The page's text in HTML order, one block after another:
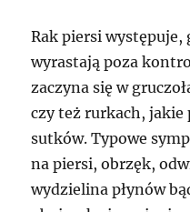
Rak piersi
wyrastają poza
zaczyna się w
czy też rurkach, jakie
sutków. Typowe
na piersi, obrzęk,
wydzielina płynów